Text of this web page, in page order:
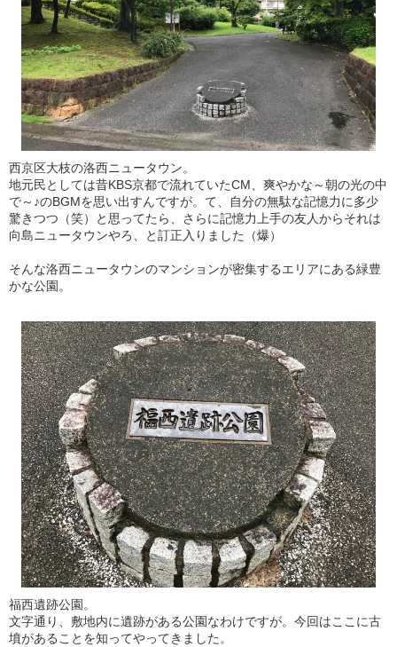
西京区大枝の洛西ニュータウン。
地元民としては昔KBS京都で流れていたCM、爽やかな～朝の光の中
で～♪のBGMを思い出すんですが。て、自分の無駄な記憶力に多少
驚きつつ（笑）と思ってたら、さらに記憶力上手の友人からそれは
向島ニュータウンやろ、と訂正入りました（爆）
そんな洛西ニュータウンのマンションが密集するエリアにある緑豊
かな公園。
福西遺跡公園。
文字通り、敷地内に遺跡がある公園なわけですが。今回はここに古
墳があることを知ってやってきました。